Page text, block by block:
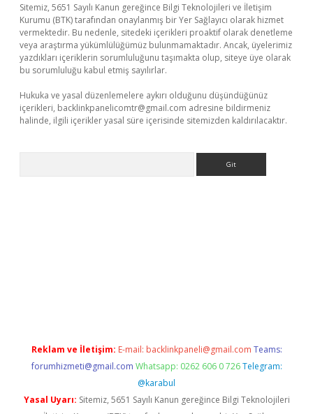
Sitemiz, 5651 Sayılı Kanun gereğince Bilgi Teknolojileri ve İletişim
Kurumu (BTK) tarafından onaylanmış bir Yer Sağlayıcı olarak hizmet
vermektedir. Bu nedenle, sitedeki içerikleri proaktif olarak denetleme
veya araştırma yükümlülüğümüz bulunmamaktadır. Ancak, üyelerimiz
yazdıkları içeriklerin sorumluluğunu taşımakta olup, siteye üye olarak
bu sorumluluğu kabul etmiş sayılırlar.
Hukuka ve yasal düzenlemelere aykırı olduğunu düşündüğünüz
içerikleri, backlinkpanelicomtr@gmail.com adresine bildirmeniz
halinde, ilgili içerikler yasal süre içerisinde sitemizden kaldırılacaktır.
Reklam ve İletişim: E-mail: backlinkpaneli@gmail.com Teams:
forumhizmeti@gmail.com Whatsapp: 0262 606 0 726 Telegram:
@karabul
Yasal Uyarı: Sitemiz, 5651 Sayılı Kanun gereğince Bilgi Teknolojileri